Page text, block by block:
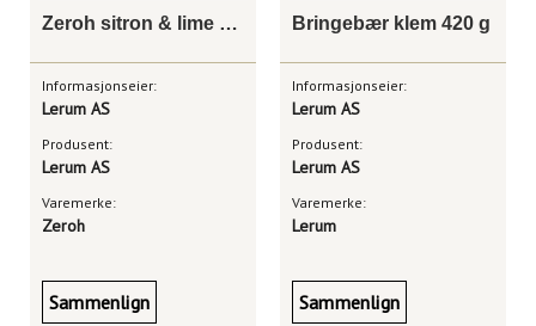
Zeroh sitron & lime 0,8 liter
Informasjonseier:
Lerum AS
Produsent:
Lerum AS
Varemerke:
Zeroh
Sammenlign
Bringebær klem 420 g
Informasjonseier:
Lerum AS
Produsent:
Lerum AS
Varemerke:
Lerum
Sammenlign